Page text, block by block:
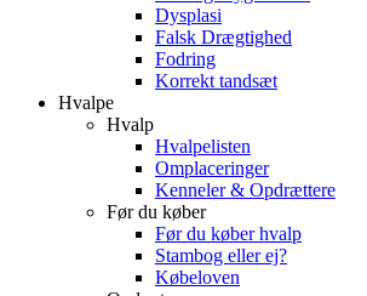
Dysplasi
Falsk Drægtighed
Fodring
Korrekt tandsæt
Hvalpe
Hvalp
Hvalpelisten
Omplaceringer
Kenneler & Opdrættere
Før du køber
Før du køber hvalp
Stambog eller ej?
Købeloven